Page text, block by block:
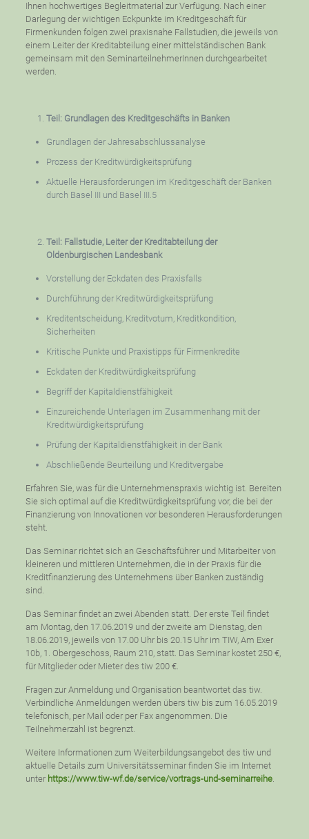
Ihnen hochwertiges Begleitmaterial zur Verfügung. Nach einer
Darlegung der wichtigen Eckpunkte im Kreditgeschäft für
Firmenkunden folgen zwei praxisnahe Fallstudien, die jeweils von
einem Leiter der Kreditabteilung einer mittelständischen Bank
gemeinsam mit den SeminarteilnehmerInnen durchgearbeitet
werden.
Teil: Grundlagen des Kreditgeschäfts in Banken
Grundlagen der Jahresabschlussanalyse
Prozess der Kreditwürdigkeitsprüfung
Aktuelle Herausforderungen im Kreditgeschäft der Banken
durch Basel III und Basel III.5
Teil: Fallstudie, Leiter der Kreditabteilung der
Oldenburgischen Landesbank
Vorstellung der Eckdaten des Praxisfalls
Durchführung der Kreditwürdigkeitsprüfung
Kreditentscheidung, Kreditvotum, Kreditkondition,
Sicherheiten
Kritische Punkte und Praxistipps für Firmenkredite
Eckdaten der Kreditwürdigkeitsprüfung
Begriff der Kapitaldienstfähigkeit
Einzureichende Unterlagen im Zusammenhang mit der
Kreditwürdigkeitsprüfung
Prüfung der Kapitaldienstfähigkeit in der Bank
Abschließende Beurteilung und Kreditvergabe
Erfahren Sie, was für die Unternehmenspraxis wichtig ist. Bereiten
Sie sich optimal auf die Kreditwürdigkeitsprüfung vor, die bei der
Finanzierung von Innovationen vor besonderen Herausforderungen
steht.
Das Seminar richtet sich an Geschäftsführer und Mitarbeiter von
kleineren und mittleren Unternehmen, die in der Praxis für die
Kreditfinanzierung des Unternehmens über Banken zuständig
sind.
Das Seminar findet an zwei Abenden statt. Der erste Teil findet
am Montag, den 17.06.2019 und der zweite am Dienstag, den
18.06.2019, jeweils von 17.00 Uhr bis 20.15 Uhr im TIW, Am Exer
10b, 1. Obergeschoss, Raum 210, statt. Das Seminar kostet 250 €,
für Mitglieder oder Mieter des tiw 200 €.
Fragen zur Anmeldung und Organisation beantwortet das tiw.
Verbindliche Anmeldungen werden übers tiw bis zum 16.05.2019
telefonisch, per Mail oder per Fax angenommen. Die
Teilnehmerzahl ist begrenzt.
Weitere Informationen zum Weiterbildungsangebot des tiw und
aktuelle Details zum Universitätsseminar finden Sie im Internet
unter https://www.tiw-wf.de/service/vortrags-und-seminarreihe.